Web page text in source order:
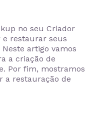
no seu Criador
e restaurar seus
artigo vamos
a criação de
Por fim, mostramos
a restauração de